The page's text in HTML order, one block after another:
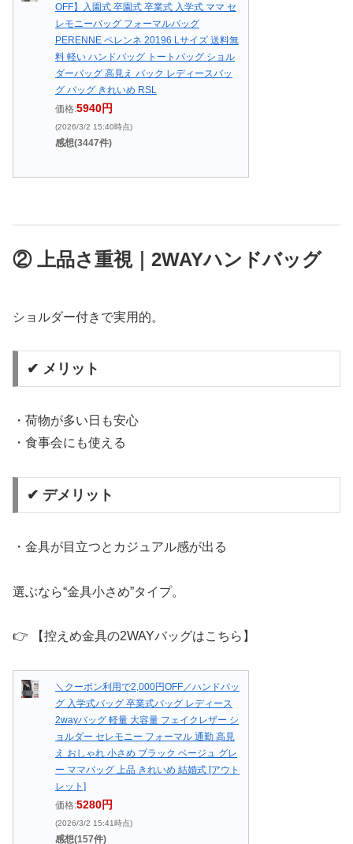
OFF】入園式 卒園式 卒業式 入学式 ママ セ
レモニーバッグ フォーマルバッグ
PERENNE ペレンネ 20196 Lサイズ 送料無
料 軽い ハンドバッグ トートバッグ ショル
ダーバッグ 高見え バック レディースバッ
グ バッグ きれいめ RSL
価格:5940円
(2026/3/2 15:40時点)
感想(3447件)
② 上品さ重視｜2WAYハンドバッグ
ショルダー付きで実用的。
✔ メリット
・荷物が多い日も安心
・食事会にも使える
✔ デメリット
・金具が目立つとカジュアル感が出る
選ぶなら“金具小さめ”タイプ。
👉 【控えめ金具の2WAYバッグはこちら】
＼クーポン利用で2,000円OFF／ハンドバッ
グ 入学式バッグ 卒業式バッグ レディース
2wayバッグ 軽量 大容量 フェイクレザー シ
ョルダー セレモニー フォーマル 通勤 高見
え おしゃれ 小さめ ブラック ベージュ グレ
ー ママバッグ 上品 きれいめ 結婚式 [アウト
レット]
価格:5280円
(2026/3/2 15:41時点)
感想(157件)